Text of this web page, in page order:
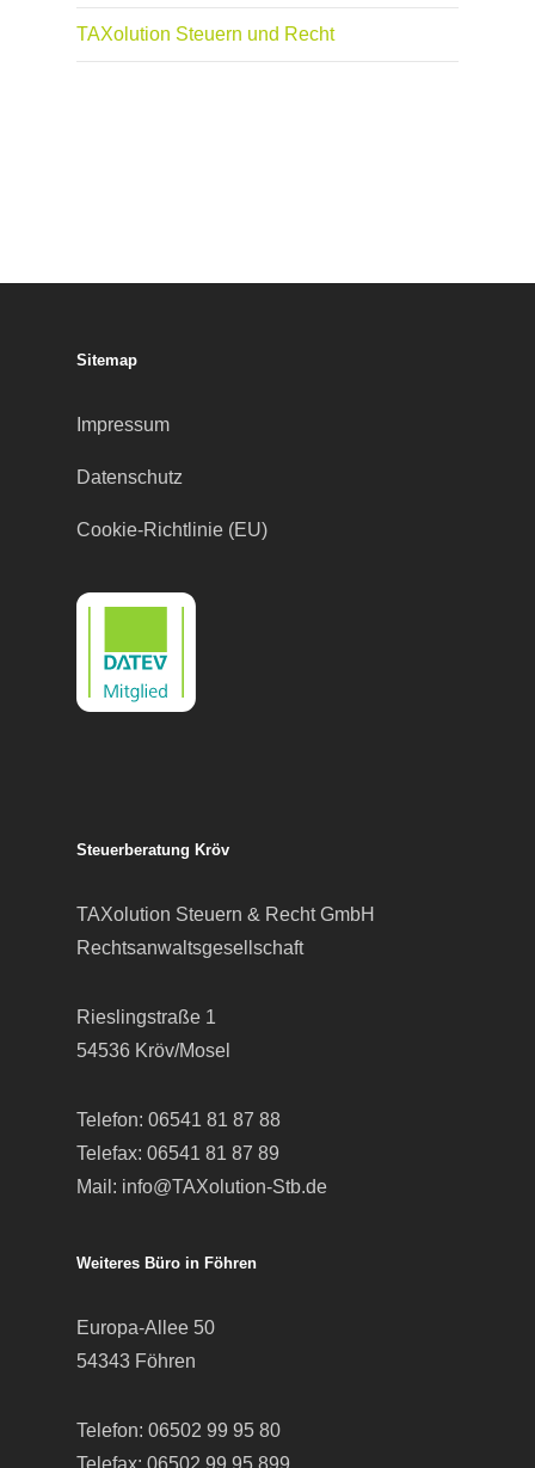
TAXolution Steuern und Recht
Sitemap
Impressum
Datenschutz
Cookie-Richtlinie (EU)
Steuerberatung Kröv
TAXolution Steuern & Recht GmbH
Rechtsanwaltsgesellschaft
Rieslingstraße 1
54536 Kröv/Mosel
Telefon: 06541 81 87 88
Telefax: 06541 81 87 89
Mail: info@TAXolution-Stb.de
Weiteres Büro in Föhren
Europa-Allee 50
54343 Föhren
Telefon: 06502 99 95 80